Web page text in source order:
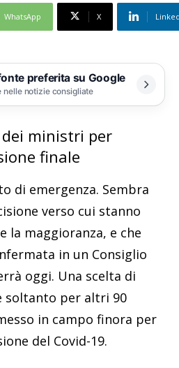
WhatsApp X
preferita su Google
nelle notizie consigliate
ministri per
finale
di emergenza. Sembra
verso cui stanno
la maggioranza, e che
in un Consiglio
oggi. Una scelta di
soltanto per altri 90
in campo finora per
del Covid-19.